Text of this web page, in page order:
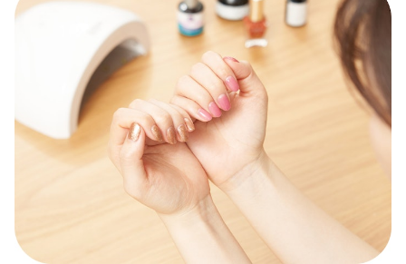
ジェルネイルトップコートの使い方のコツとは？
ジェルネイルに欠かせないアイテムもチェックしよう
ジェルネイルトップコートの売れ筋ランキングもチェック！